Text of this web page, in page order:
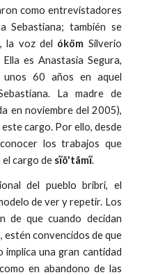
como entrevistadores
Sebastiana; también se
la voz del óköm Silverio
Ella es Anastasia Segura,
unos 60 años en aquel
La madre de
en noviembre del 2005),
cargo. Por ello, desde
los trabajos que
cargo de sĩõ'tãmĩ.
del pueblo bribri, el
de ver y repetir. Los
de que cuando decidan
convencidos de que
implica una gran cantidad
en abandono de las